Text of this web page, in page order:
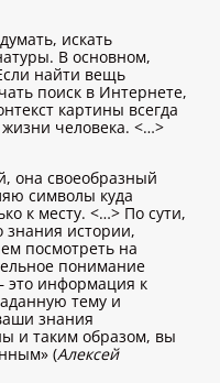
искать
В основном,
найти вещь
поиск в Интернете,
картины всегда
человека. <…>
она своеобразный
символы куда
к месту. <…> По сути,
знания истории,
посмотреть на
понимание
это информация к
тему и
знания
и таким образом, вы
(Алексей